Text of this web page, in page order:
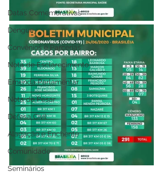
Datas Comemorativas
Dengue
Convênios e Parcerias
Nota de Esclarecimento
Emenda Parlamentar
Nota de Pesar
Defesa Civil
Alagação e Enchente
Comunidade
Seminários